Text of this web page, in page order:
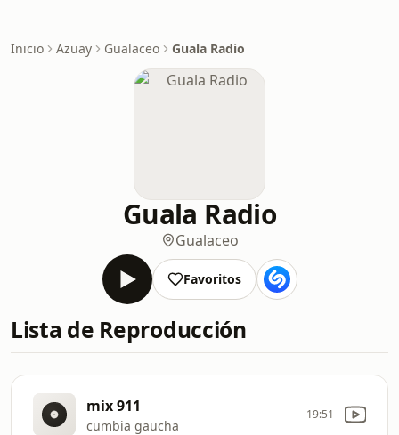
Inicio Azuay Gualaceo Guala Radio
Guala Radio
Gualaceo
Favoritos
Lista de Reproducción
mix 911
cumbia gaucha
19:51